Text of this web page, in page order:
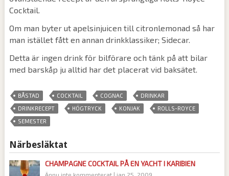
Cocktail.
Om man byter ut apelsinjuicen till citronlemonad så har
man istället fått en annan drinkklassiker; Sidecar.
Detta är ingen drink för bilförare och tänk på att bilar
med barskåp ju alltid har det placerat vid baksätet.
BÅSTAD COCKTAIL COGNAC DRINKAR
DRINKRECEPT HÖGTRYCK KONJAK ROLLS-ROYCE
SEMESTER
Närbesläktat
CHAMPAGNE COCKTAIL PÅ EN YACHT I KARIBIEN
Ännu inte kommenterat| jan 25, 2009